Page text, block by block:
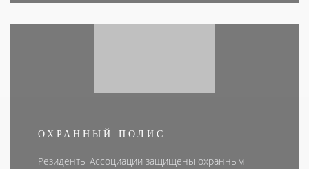
ОХРАННЫЙ ПОЛИС
Резиденты Ассоциации защищены охранным